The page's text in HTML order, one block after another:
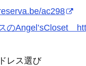
ac298
のAngel’sCloset
レス選び